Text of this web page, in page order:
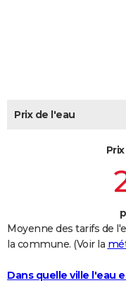
FORUM
Bricolage
Lifestyle
Culture
Sport
Auto
Television
Voyage
Cinema
Prix de l'eau
Moyenne des tarifs de
la commune. (Voir la
Dans quelle ville l'eau